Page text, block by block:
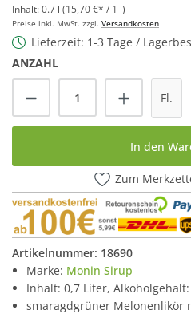
Inhalt:0.7 l (15,70 €* / 1 l)
Preise inkl. MwSt. zzgl. Versandkosten
Lieferzeit: 1-3 Tage /
ANZAHL
Produkt Anzahl: Fl.
In den
Zum
Artikelnummer: 18690
Marke: Monin Sirup
Inhalt: 0,7 Liter, Alkoholgehalt:
smaragdgrüner Melonenlikör